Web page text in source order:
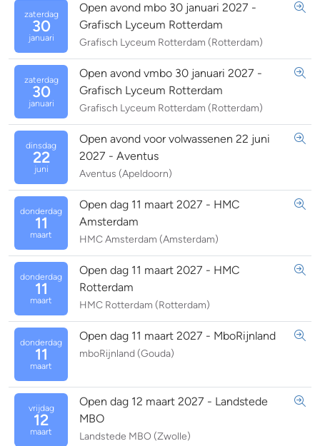
zaterdag
30
januari
Open avond mbo 30 januari 2027 -
Grafisch Lyceum Rotterdam
Grafisch Lyceum Rotterdam (Rotterdam)
zaterdag
30
januari
Open avond vmbo 30 januari 2027 -
Grafisch Lyceum Rotterdam
Grafisch Lyceum Rotterdam (Rotterdam)
dinsdag
22
juni
Open avond voor volwassenen 22 juni
2027 - Aventus
Aventus (Apeldoorn)
donderdag
11
maart
Open dag 11 maart 2027 - HMC
Amsterdam
HMC Amsterdam (Amsterdam)
donderdag
11
maart
Open dag 11 maart 2027 - HMC
Rotterdam
HMC Rotterdam (Rotterdam)
donderdag
11
maart
Open dag 11 maart 2027 - MboRijnland
mboRijnland (Gouda)
vrijdag
12
maart
Open dag 12 maart 2027 - Landstede
MBO
Landstede MBO (Zwolle)